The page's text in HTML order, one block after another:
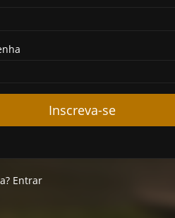
Inscreva-se
Entrar